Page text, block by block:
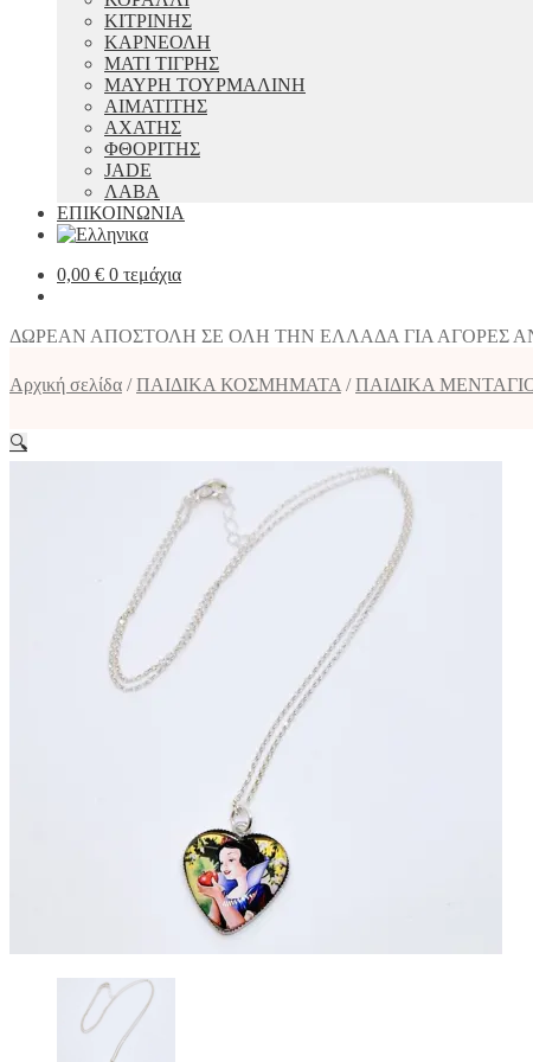
ΚΙΤΡΙΝΗΣ
ΚΑΡΝΕΟΛΗ
ΜΑΤΙ ΤΙΓΡΗΣ
ΜΑΥΡΗ ΤΟΥΡΜΑΛΙΝΗ
ΑΙΜΑΤΙΤΗΣ
ΑΧΑΤΗΣ
ΦΘΟΡΙΤΗΣ
JADE
ΛΑΒΑ
ΕΠΙΚΟΙΝΩΝΙΑ
0,00 € 0 τεμάχια
ΔΩΡΕΑΝ ΑΠΟΣΤΟΛΗ ΣΕ ΟΛΗ ΤΗΝ ΕΛΛΑΔΑ ΓΙΑ ΑΓΟΡΕΣ
Αρχική σελίδα /ΠΑΙΔΙΚΑ ΚΟΣΜΗΜΑΤΑ /ΠΑΙΔΙΚΑ
🔍